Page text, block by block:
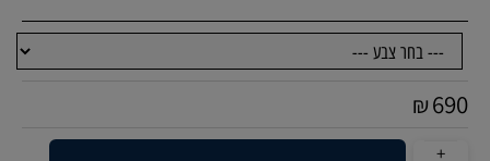
₪690